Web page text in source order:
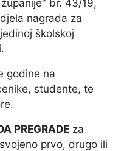
br. 43/19,
nagrada za
školskoj
godine na
studente, te
PREGRADE za
prvo, drugo ili